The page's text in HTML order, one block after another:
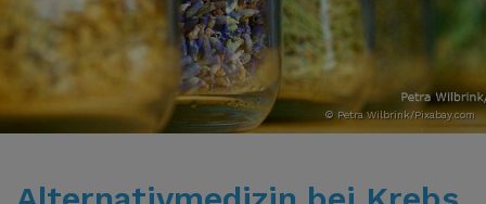
© Petra Wilbrink/Pixabay.com